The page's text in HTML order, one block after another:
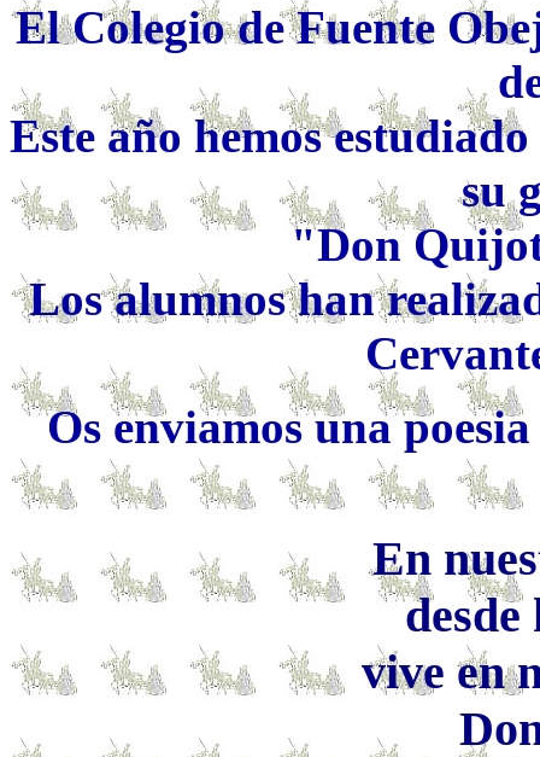
El Colegio de Fuente
Este año hemos
su
"Don
Los alumnos han
Os enviamos una
En
desde
vive en